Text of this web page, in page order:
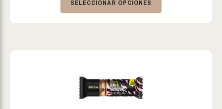
SELECCIONAR OPCIONES